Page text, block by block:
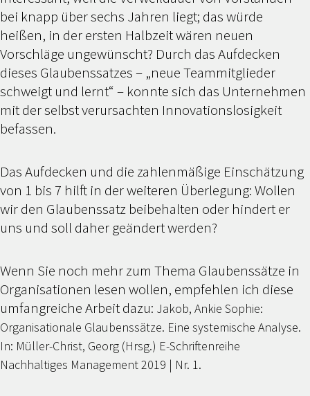
bei knapp über sechs Jahren liegt; das würde
heißen, in der ersten Halbzeit wären neuen
Vorschläge ungewünscht? Durch das Aufdecken
dieses Glaubenssatzes – „neue Teammitglieder
schweigt und lernt“ – konnte sich das Unternehmen
mit der selbst verursachten Innovationslosigkeit
befassen.
Das Aufdecken und die zahlenmäßige Einschätzung
von 1 bis 7 hilft in der weiteren Überlegung: Wollen
wir den Glaubenssatz beibehalten oder hindert er
uns und soll daher geändert werden?
Wenn Sie noch mehr zum Thema Glaubenssätze in
Organisationen lesen wollen, empfehlen ich diese
umfangreiche Arbeit dazu: Jakob, Ankie Sophie:
Organisationale Glaubenssätze. Eine systemische Analyse.
In: Müller-Christ, Georg (Hrsg.) E-Schriftenreihe
Nachhaltiges Management 2019 | Nr. 1.